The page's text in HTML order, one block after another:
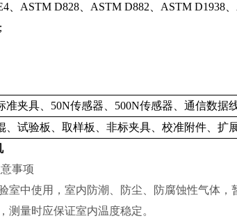
、ASTM D828、ASTM D882、ASTM D1938
准夹具、50N传感器、500N传感器、通信数据
、试验板、取样板、非标夹具、校准附件、扩
事项
室中使用，室内防潮、防尘、防腐蚀性气体，
测量时应保证室内温度稳定。